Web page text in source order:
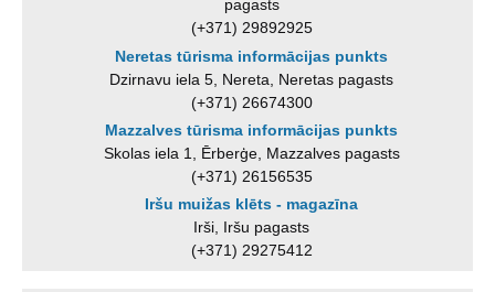
pagasts
(+371) 29892925
Neretas tūrisma informācijas punkts
Dzirnavu iela 5, Nereta, Neretas pagasts
(+371) 26674300
Mazzalves tūrisma informācijas punkts
Skolas iela 1, Ērberģe, Mazzalves pagasts
(+371) 26156535
Iršu muižas klēts - magazīna
Irši, Iršu pagasts
(+371) 29275412